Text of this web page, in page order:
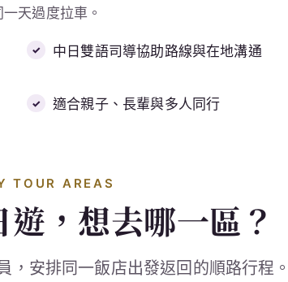
天過度拉車。
中日雙語司導協助路線與在地溝通
適合親子、長輩與多人同行
TOUR AREAS
，想去哪一區？
，安排同一飯店出發返回的順路行程。